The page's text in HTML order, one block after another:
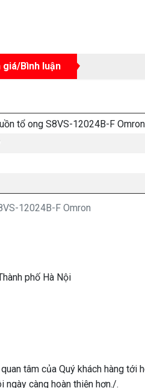
giá/Bình luận
12024B-F Omron
tổ ong S8VS-12024B-F Omron
phố Hà Nội
tâm của Quý khách hàng tới
ngày càng hoàn thiện hơn./.